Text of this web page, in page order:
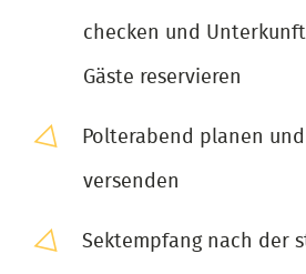
checken und
Gäste reservieren
Polterabend planen
versenden
Sektempfang nach der